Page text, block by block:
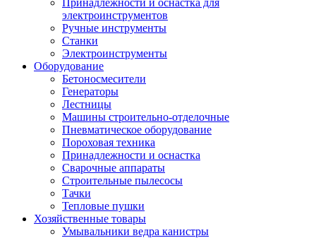
Принадлежности и оснастка для
электроинструментов
Ручные инструменты
Станки
Электроинструменты
Оборудование
Бетоносмесители
Генераторы
Лестницы
Машины строительно-отделочные
Пневматическое оборудование
Пороховая техника
Принадлежности и оснастка
Сварочные аппараты
Строительные пылесосы
Тачки
Тепловые пушки
Хозяйственные товары
Умывальники ведра канистры